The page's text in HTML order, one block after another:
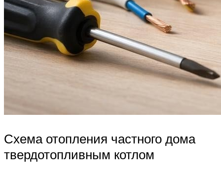
Схема отопления частного дома
твердотопливным котлом